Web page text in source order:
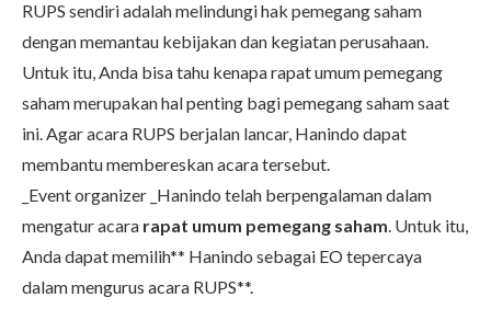
RUPS sendiri adalah melindungi hak pemegang saham
dengan memantau kebijakan dan kegiatan perusahaan.
Untuk itu, Anda bisa tahu kenapa rapat umum pemegang
saham merupakan hal penting bagi pemegang saham saat
ini. Agar acara RUPS berjalan lancar, Hanindo dapat
membantu membereskan acara tersebut.
_Event organizer _ Hanindo telah berpengalaman dalam
mengatur acara rapat umum pemegang saham . Untuk itu,
Anda dapat memilih** Hanindo sebagai EO tepercaya
dalam mengurus acara RUPS**.